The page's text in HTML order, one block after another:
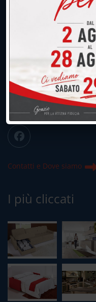
UNICA SEDE: CALCO
039.677.2778
039.677.2778
ORARI: 09.00/12.00 -
Chiuso domenica e
Contatti e Dove siamo
I più cliccati